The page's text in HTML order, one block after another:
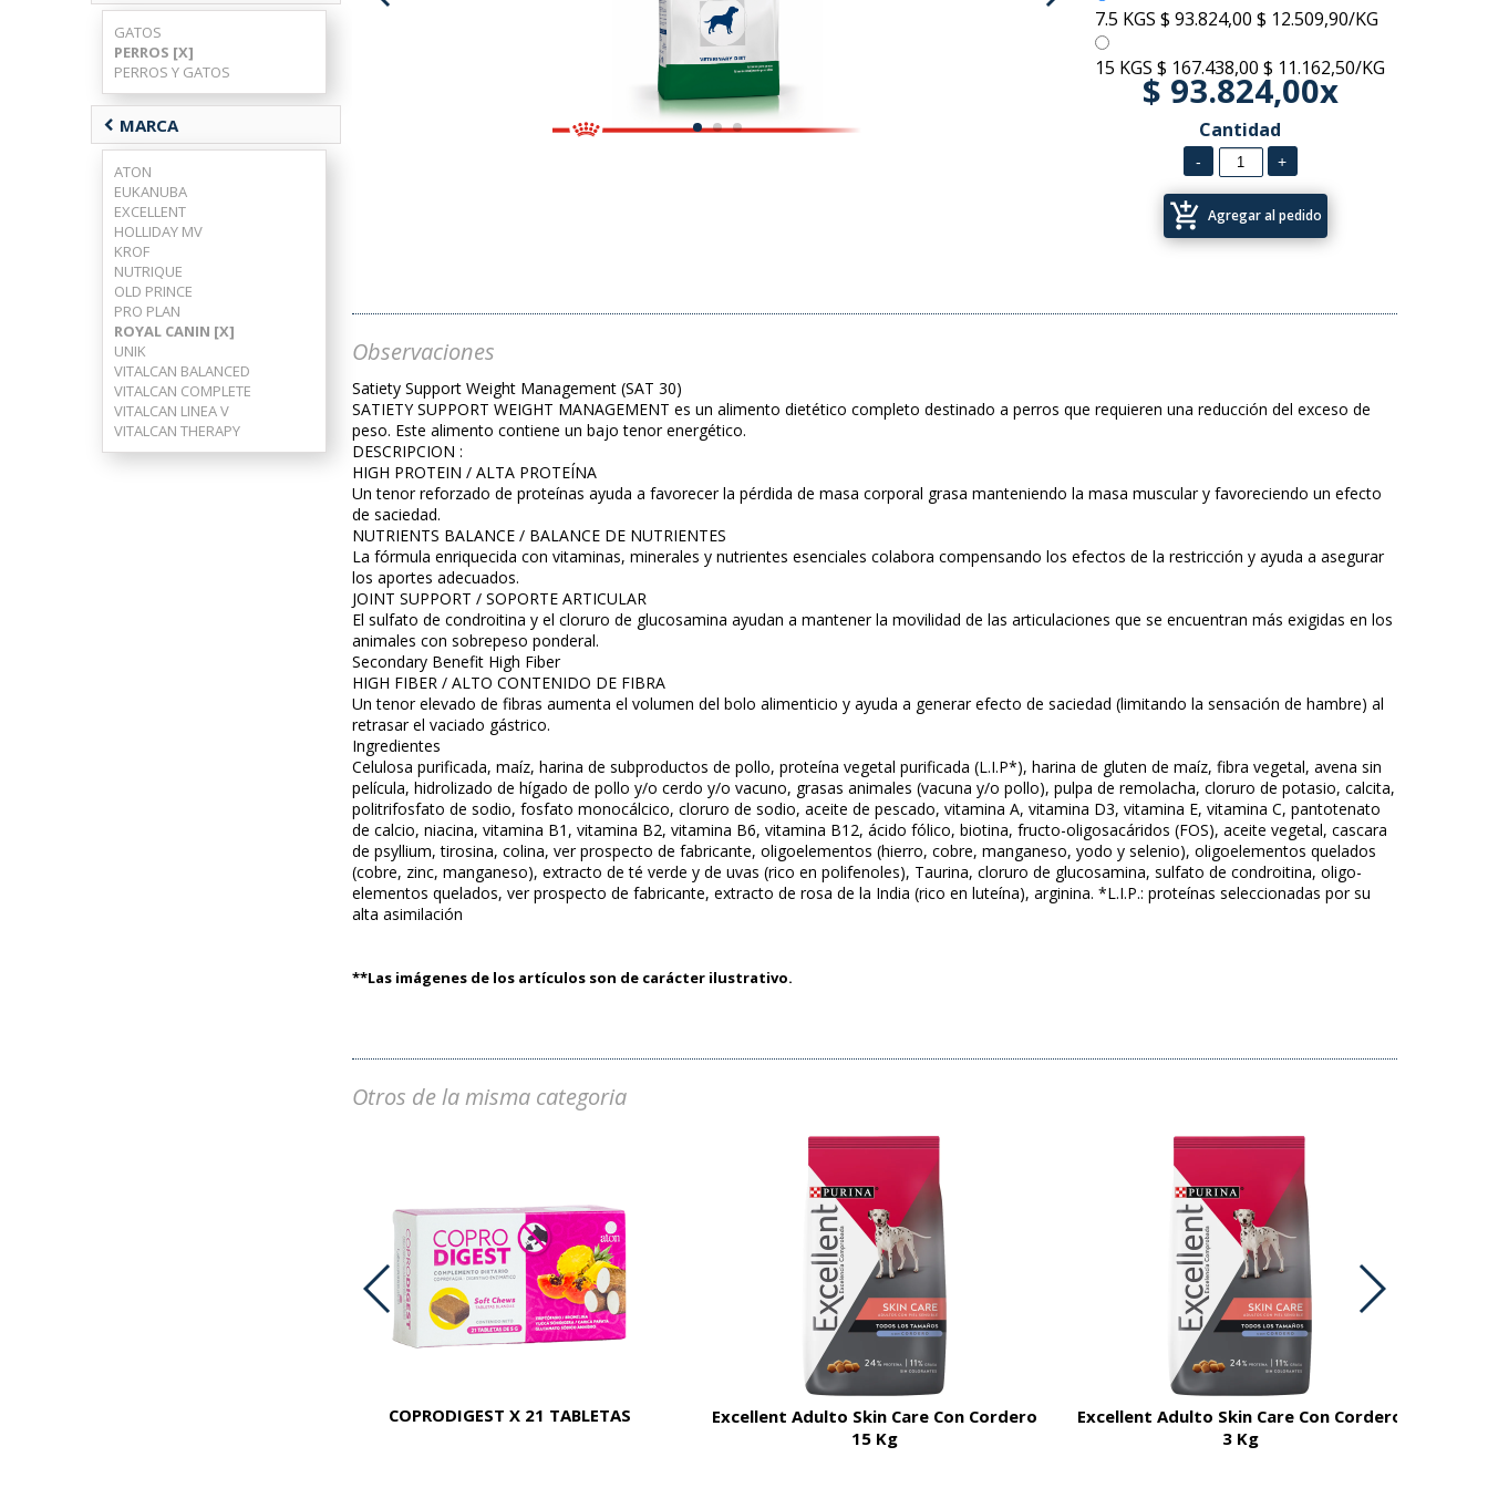
GATOS
PERROS [X]
PERROS Y GATOS
chevron_left MARCA
ATON
EUKANUBA
EXCELLENT
HOLLIDAY MV
KROF
NUTRIQUE
OLD PRINCE
PRO PLAN
ROYAL CANIN [X]
UNIK
VITALCAN BALANCED
VITALCAN COMPLETE
VITALCAN LINEA V
VITALCAN THERAPY
7.5 KGS $ 93.824,00 $ 12.509,90/KG
15 KGS $ 167.438,00 $ 11.162,50/KG
$ 93.824,00x
Cantidad
add_shopping_cart Agregar al pedido
Observaciones
Satiety Support Weight Management (SAT 30)
SATIETY SUPPORT WEIGHT MANAGEMENT es un alimento dietético completo destinado a perros que requieren una reducción del exceso de
peso. Este alimento contiene un bajo tenor energético.
DESCRIPCION :
HIGH PROTEIN / ALTA PROTEÍNA
Un tenor reforzado de proteínas ayuda a favorecer la pérdida de masa corporal grasa manteniendo la masa muscular y favoreciendo un efecto
de saciedad.
NUTRIENTS BALANCE / BALANCE DE NUTRIENTES
La fórmula enriquecida con vitaminas, minerales y nutrientes esenciales colabora compensando los efectos de la restricción y ayuda a asegurar
los aportes adecuados.
JOINT SUPPORT / SOPORTE ARTICULAR
El sulfato de condroitina y el cloruro de glucosamina ayudan a mantener la movilidad de las articulaciones que se encuentran más exigidas en los
animales con sobrepeso ponderal.
Secondary Benefit High Fiber
HIGH FIBER / ALTO CONTENIDO DE FIBRA
Un tenor elevado de fibras aumenta el volumen del bolo alimenticio y ayuda a generar efecto de saciedad (limitando la sensación de hambre) al
retrasar el vaciado gástrico.
Ingredientes
Celulosa purificada, maíz, harina de subproductos de pollo, proteína vegetal purificada (L.I.P*), harina de gluten de maíz, fibra vegetal, avena sin
película, hidrolizado de hígado de pollo y/o cerdo y/o vacuno, grasas animales (vacuna y/o pollo), pulpa de remolacha, cloruro de potasio, calcita,
politrifosfato de sodio, fosfato monocálcico, cloruro de sodio, aceite de pescado, vitamina A, vitamina D3, vitamina E, vitamina C, pantotenato
de calcio, niacina, vitamina B1, vitamina B2, vitamina B6, vitamina B12, ácido fólico, biotina, fructo-oligosacáridos (FOS), aceite vegetal, cascara
de psyllium, tirosina, colina, ver prospecto de fabricante, oligoelementos (hierro, cobre, manganeso, yodo y selenio), oligoelementos quelados
(cobre, zinc, manganeso), extracto de té verde y de uvas (rico en polifenoles), Taurina, cloruro de glucosamina, sulfato de condroitina, oligo-
elementos quelados, ver prospecto de fabricante, extracto de rosa de la India (rico en luteína), arginina. *L.I.P.: proteínas seleccionadas por su
alta asimilación
**Las imágenes de los artículos son de carácter ilustrativo.
Otros de la misma categoria
COPRODIGEST X 21 TABLETAS
Excellent Adulto Skin Care Con Cordero
15 Kg
Excellent Adulto Skin Care Con Cordero
3 Kg